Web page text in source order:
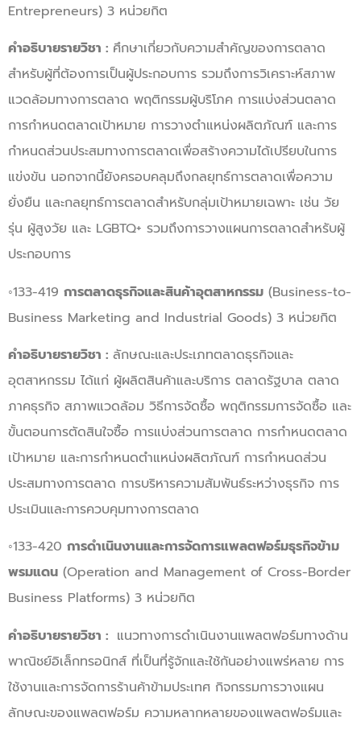
Entrepreneurs) 3 หน่วยกิต
คำอธิบายรายวิชา : ศึกษาเกี่ยวกับความสำคัญของการตลาด
สำหรับผู้ที่ต้องการเป็นผู้ประกอบการ รวมถึงการวิเคราะห์สภาพ
แวดล้อมทางการตลาด พฤติกรรมผู้บริโภค การแบ่งส่วนตลาด
การกำหนดตลาดเป้าหมาย การวางตำแหน่งผลิตภัณฑ์ และการ
กำหนดส่วนประสมทางการตลาดเพื่อสร้างความได้เปรียบในการ
แข่งขัน นอกจากนี้ยังครอบคลุมถึงกลยุทธ์การตลาดเพื่อความ
ยั่งยืน และกลยุทธ์การตลาดสำหรับกลุ่มเป้าหมายเฉพาะ เช่น วัย
รุ่น ผู้สูงวัย และ LGBTQ+ รวมถึงการวางแผนการตลาดสำหรับผู้
ประกอบการ
◦133-419 การตลาดธุรกิจและสินค้าอุตสาหกรรม (Business-to-
Business Marketing and Industrial Goods) 3 หน่วยกิต
คำอธิบายรายวิชา : ลักษณะและประเภทตลาดธุรกิจและ
อุตสาหกรรม ได้แก่ ผู้ผลิตสินค้าและบริการ ตลาดรัฐบาล ตลาด
ภาคธุรกิจ สภาพแวดล้อม วิธีการจัดซื้อ พฤติกรรมการจัดซื้อ และ
ขั้นตอนการตัดสินใจซื้อ การแบ่งส่วนการตลาด การกำหนดตลาด
เป้าหมาย และการกำหนดตำแหน่งผลิตภัณฑ์ การกำหนดส่วน
ประสมทางการตลาด การบริหารความสัมพันธ์ระหว่างธุรกิจ การ
ประเมินและการควบคุมทางการตลาด
◦133-420 การดำเนินงานและการจัดการแพลตฟอร์มธุรกิจข้าม
พรมแดน (Operation and Management of Cross-Border
Business Platforms) 3 หน่วยกิต
คำอธิบายรายวิชา : แนวทางการดำเนินงานแพลตฟอร์มทางด้าน
พาณิชย์อิเล็กทรอนิกส์ ที่เป็นที่รู้จักและใช้กันอย่างแพร่หลาย การ
ใช้งานและการจัดการร้านค้าข้ามประเทศ กิจกรรมการวางแผน
ลักษณะของแพลตฟอร์ม ความหลากหลายของแพลตฟอร์มและ